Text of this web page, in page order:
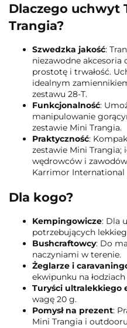
Dlaczego uchwyt
Trangia?
Szwedzka jakość:
niezawodne akcesoria
prostotę i trwałość.
idealnym
zestawu 28-T.
Funkcjonalność:
manipulowanie
zestawie Mini Trangia.
Praktyczność:
zestawie Mini
wędrowców i
Karrimor International
Dla kogo?
Kempingowicze: Dla
potrzebujących
Bushcraftowcy: Do
naczyniami w terenie.
Żeglarze i
ekwipunku na
Turyści ultralekkiego
wagę 20 g.
Pomysł na prezent:
Mini Trangia i